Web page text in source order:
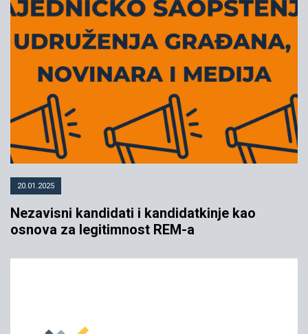
20.01.2025
Nezavisni kandidati i kandidatkinje kao
osnova za legitimnost REM-a